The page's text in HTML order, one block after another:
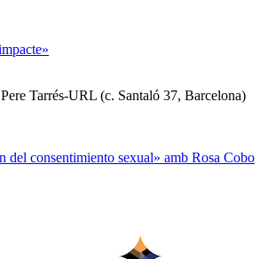
Tarrés-URL (c. Santaló 37, Barcelona)
del consentimiento sexual» amb Rosa Cobo